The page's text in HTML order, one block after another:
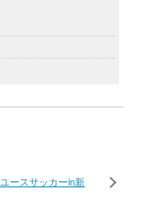
ースサッカーin新